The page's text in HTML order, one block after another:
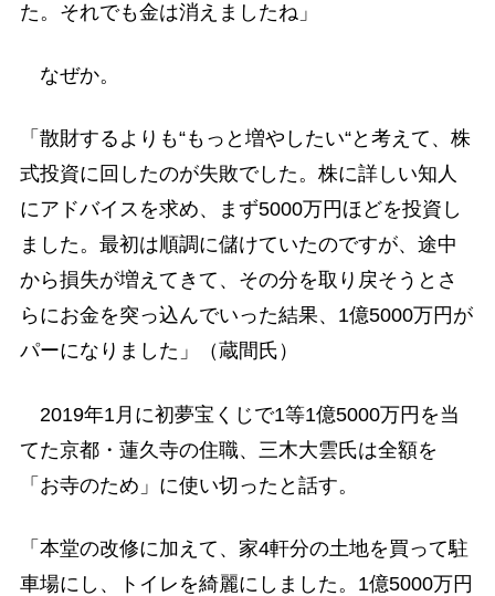
た。それでも金は消えましたね」
なぜか。
「散財するよりも“もっと増やしたい“と考えて、株
式投資に回したのが失敗でした。株に詳しい知人
にアドバイスを求め、まず5000万円ほどを投資し
ました。最初は順調に儲けていたのですが、途中
から損失が増えてきて、その分を取り戻そうとさ
らにお金を突っ込んでいった結果、1億5000万円が
パーになりました」（蔵間氏）
2019年1月に初夢宝くじで1等1億5000万円を当
てた京都・蓮久寺の住職、三木大雲氏は全額を
「お寺のため」に使い切ったと話す。
「本堂の改修に加えて、家4軒分の土地を買って駐
車場にし、トイレを綺麗にしました。1億5000万円